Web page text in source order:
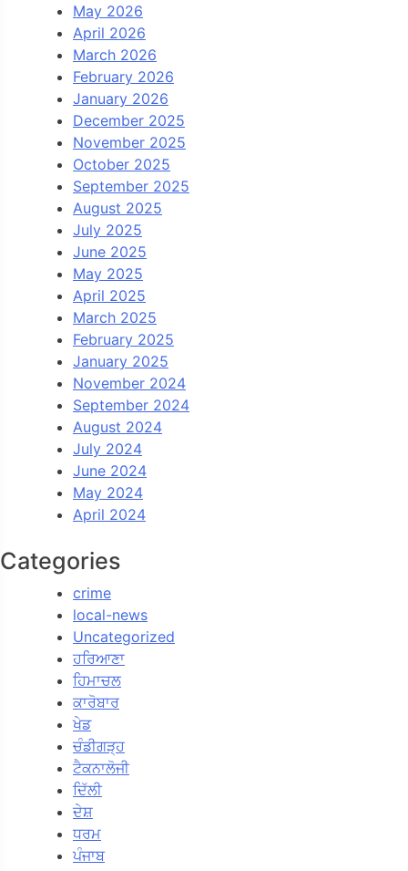
May 2026
April 2026
March 2026
February 2026
January 2026
December 2025
November 2025
October 2025
September 2025
August 2025
July 2025
June 2025
May 2025
April 2025
March 2025
February 2025
January 2025
November 2024
September 2024
August 2024
July 2024
June 2024
May 2024
April 2024
Categories
crime
local-news
Uncategorized
ਹਰਿਆਣਾ
ਹਿਮਾਚਲ
ਕਾਰੋਬਾਰ
ਖੇਡ
ਚੰਡੀਗੜ੍ਹ
ਟੈਕਨਾਲੋਜੀ
ਦਿੱਲੀ
ਦੇਸ਼
ਧਰਮ
ਪੰਜਾਬ